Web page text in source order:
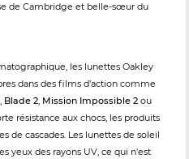
de Cambridge et belle-sœur du
les lunettes Oakley
dans des films d’action comme
, Blade 2, Mission Impossible 2 ou
résistance aux chocs, les produits
de cascades. Les lunettes de soleil
yeux des rayons UV, ce qui n'est